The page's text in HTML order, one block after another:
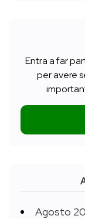
Entra a far
per avere
Agosto